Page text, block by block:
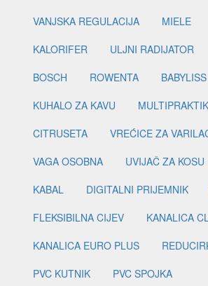
VANJSKA REGULACIJA
MIELE
KALORIFER
ULJNI RADIJATOR
BOSCH
ROWENTA BABYLISS
KUHALO ZA KAVU
MULTIPRAKTIK
CITRUSETA
VREĆICE ZA
VAGA OSOBNA
UVIJAČ ZA KOSU
KABAL
DIGITALNI PRIJEMNIK
FLEKSIBILNA CIJEV
KANALICA
KANALICA EURO PLUS
PVC KUTNIK
PVC SPOJKA